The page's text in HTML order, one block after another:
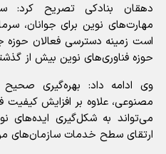
دهقان بنادکی تصریح کرد:
مهارت‌های نوین برای جوانان،
است زمینه دسترسی فعالان حوزه
حوزه فناوری‌های نوین بیش از
وی ادامه داد: بهره‌گیری صحیح
مصنوعی، علاوه بر افزایش کیفیت
می‌تواند به شکل‌گیری ایده‌های
ارتقای سطح خدمات سازمان‌های